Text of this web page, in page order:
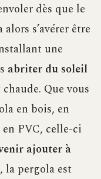
dès que le
s’avérer être
une
abriter du soleil
Que vous
en bois, en
PVC, celle-ci
ajouter à
la pergola est